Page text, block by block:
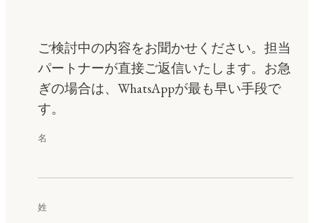
ご検討中の内容をお聞かせください。担当
パートナーが直接ご返信いたします。お急
ぎの場合は、WhatsAppが最も早い手段で
す。
名
姓